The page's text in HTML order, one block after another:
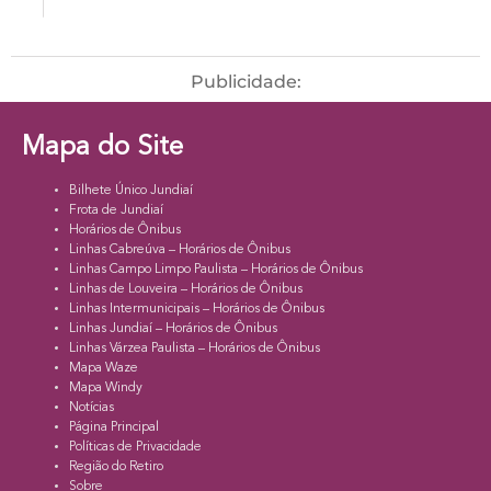
Publicidade:
Mapa do Site
Bilhete Único Jundiaí
Frota de Jundiaí
Horários de Ônibus
Linhas Cabreúva – Horários de Ônibus
Linhas Campo Limpo Paulista – Horários de Ônibus
Linhas de Louveira – Horários de Ônibus
Linhas Intermunicipais – Horários de Ônibus
Linhas Jundiaí – Horários de Ônibus
Linhas Várzea Paulista – Horários de Ônibus
Mapa Waze
Mapa Windy
Notícias
Página Principal
Políticas de Privacidade
Região do Retiro
Sobre